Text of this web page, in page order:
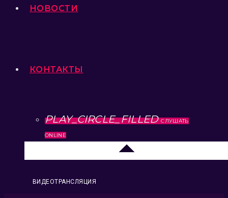
НОВОСТИ
КОНТАКТЫ
PLAY_CIRCLE_FILLED СЛУШАТЬ
ONLINE
ВИДЕОТРАНСЛЯЦИЯ